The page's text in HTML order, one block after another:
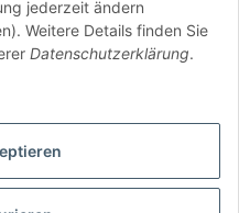
jederzeit ändern
Weitere Details finden Sie
Datenschutzerklärung.
Versand